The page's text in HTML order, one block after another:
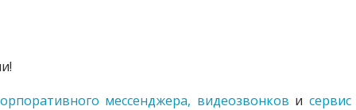
мессенджера, видеозвонков и сервис